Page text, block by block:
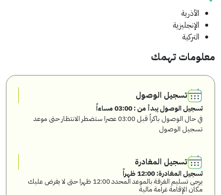
الآذرية
الإنجليزية
التركية
معلومات تهمك
تسجيل الوصول
تسجيل الوصول يبدأ من : 03:00 مساءاً
في حال الوصول باكراً قبل 03:00 عصرا ستضطر الانتظار حتى موعد
تسجيل الوصول
تسجيل المغادرة
تسجيل المغادرة: 12:00 ظهراً
يرجى تسليم الغرفة بالموعد المحدد 12:00 ظهرا حتى لا يفرض عليك
مكان الإقامة غرامة مالية